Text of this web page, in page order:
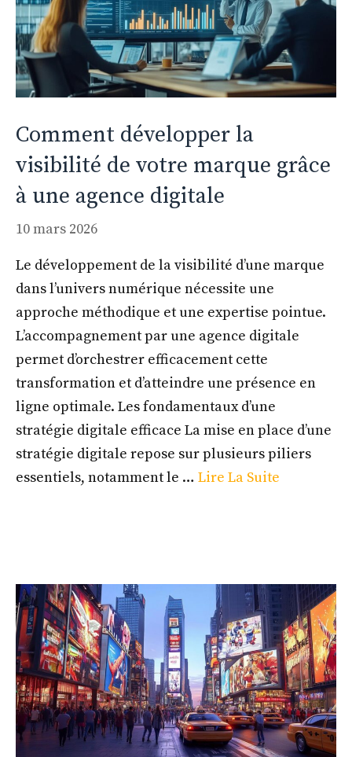
Comment développer la
visibilité de votre marque grâce
à une agence digitale
10 mars 2026
Le développement de la visibilité d’une marque
dans l’univers numérique nécessite une
approche méthodique et une expertise pointue.
L’accompagnement par une agence digitale
permet d’orchestrer efficacement cette
transformation et d’atteindre une présence en
ligne optimale. Les fondamentaux d’une
stratégie digitale efficace La mise en place d’une
stratégie digitale repose sur plusieurs piliers
essentiels, notamment le … Lire La Suite